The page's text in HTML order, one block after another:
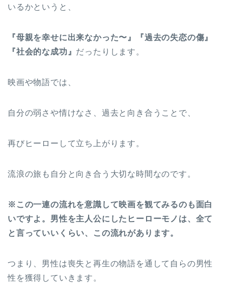
いるかというと、
『母親を幸せに出来なかった〜』『過去の失恋の傷』
『社会的な成功』 だったりします。
映画や物語では、
自分の弱さや情けなさ、過去と向き合うことで、
再びヒーローして立ち上がります。
流浪の旅も自分と向き合う大切な時間なのです。
※この一連の流れを意識して映画を観てみるのも面白
いですよ。男性を主人公にしたヒーローモノは、全て
と言っていいくらい、この流れがあります。
つまり、男性は喪失と再生の物語を通して自らの男性
性を獲得していきます。